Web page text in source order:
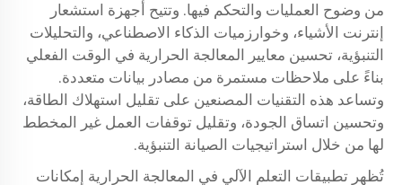
من وضوح العمليات والتحكم فيها. وتتيح أجهزة استشعار
إنترنت الأشياء، وخوارزميات الذكاء الاصطناعي، والتحليلات
التنبؤية، تحسين معايير المعالجة الحرارية في الوقت الفعلي
بناءً على ملاحظات مستمرة من مصادر بيانات متعددة.
وتساعد هذه التقنيات المصنعين على تقليل استهلاك الطاقة،
وتحسين اتساق الجودة، وتقليل توقفات العمل غير المخطط
لها من خلال استراتيجيات الصيانة التنبؤية.
تُظهر تطبيقات التعلم الآلي في المعالجة الحرارية إمكانات